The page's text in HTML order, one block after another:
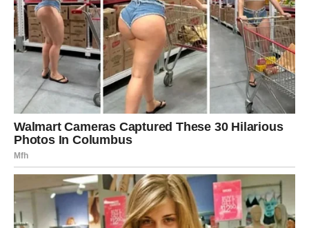
Nije sve samo u novcu.
Ova sedmica donosi i lijepe trenutke koji će vam popraviti
raspoloženje.
Možda ćete dobiti vijest koju dugo čekate.
Možda će se riješiti problem koji vas je opterećivao.
Sve te male stvari zajedno stvoriće osjećaj da vam život